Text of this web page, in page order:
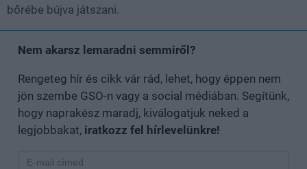
bőrébe bújva játszani.
Nem akarsz lemaradni semmiről?
Rengeteg hír és cikk vár rád, lehet, hogy éppen nem
jön szembe GSO-n vagy a social médiában. Segítünk,
hogy naprakész maradj, kiválogatjuk neked a
legjobbakat, iratkozz fel hírlevelünkre!